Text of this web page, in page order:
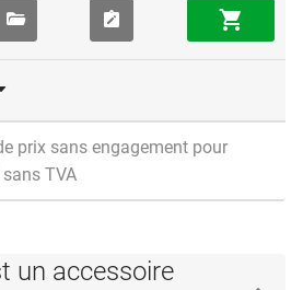
prix sans engagement pour
TVA
un accessoire